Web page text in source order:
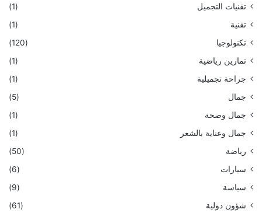
تقنيات التجميل
(1)
تقنية
(1)
تكنولوجيا
(120)
تمارين رياضية
(1)
جراحة تجميلية
(1)
جمال
(5)
جمال وصحة
(1)
جمال وعناية بالشعر
(1)
رياضة
(50)
سيارات
(6)
سياسة
(9)
شؤون دولية
(61)